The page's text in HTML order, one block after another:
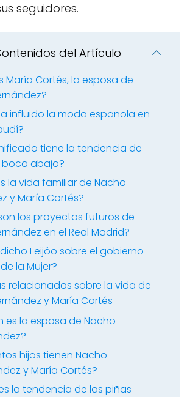
seguidores.
del Artículo
María Cortés, la esposa de
influido la moda española en
tiene la tendencia de
boca abajo?
la vida familiar de Nacho
y María Cortés?
los proyectos futuros de
en el Real Madrid?
Feijóo sobre el gobierno
la Mujer?
relacionadas sobre la vida de
y María Cortés
es la esposa de Nacho
hijos tienen Nacho
y María Cortés?
la tendencia de las piñas